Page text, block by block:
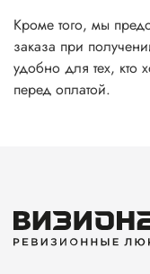
Кроме того, мы
заказа при
удобно для тех, кто
перед оплатой.